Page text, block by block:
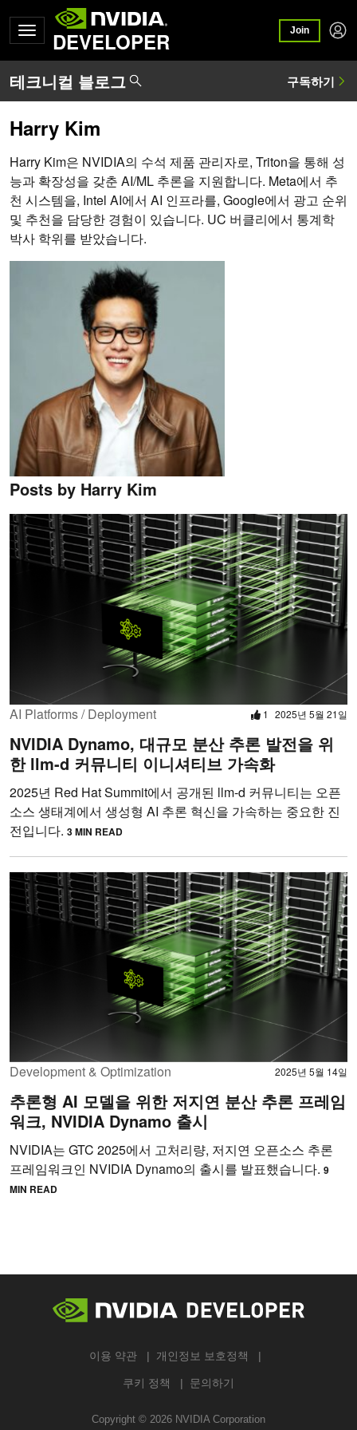
DEVELOPER Join
Harry Kim
Harry Kim은 NVIDIA의 수석 제품 관리자로, Triton을 통해 성
능과 확장성을 갖춘 AI/ML 추론을 지원합니다. Meta에서 추
천 시스템을, Intel AI에서 AI 인프라를, Google에서 광고 순위
및 추천을 담당한 경험이 있습니다. UC 버클리에서 통계학
박사 학위를 받았습니다.
Posts by Harry Kim
AI Platforms / Deployment 1 2025년 5월 21일
NVIDIA Dynamo, 대규모 분산 추론 발전을 위
한 llm-d 커뮤니티 이니셔티브 가속화
2025년 Red Hat Summit에서 공개된 llm-d 커뮤니티는 오픈
소스 생태계에서 생성형 AI 추론 혁신을 가속하는 중요한 진
전입니다. 3 MIN READ
Development & Optimization 2025년 5월 14일
추론형 AI 모델을 위한 저지연 분산 추론 프레임
워크, NVIDIA Dynamo 출시
NVIDIA는 GTC 2025에서 고처리량, 저지연 오픈소스 추론
프레임워크인 NVIDIA Dynamo의 출시를 발표했습니다. 9
MIN READ
이용 약관 개인정보 보호정책
쿠키 정책 문의하기
Copyright © 2026 NVIDIA Corporation